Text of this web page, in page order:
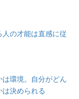
の才能は直感に従
は環境。自分がどん
決められる